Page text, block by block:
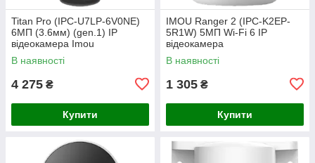
Titan Pro (IPC-U7LP-6V0NE)
6МП (3.6мм) (gen.1) IP
відеокамера Imou
В наявності
4 275 ₴
Купити
IMOU Ranger 2 (IPC-K2EP-
5R1W) 5МП Wi-Fi 6 IP
відеокамера
В наявності
1 305 ₴
Купити